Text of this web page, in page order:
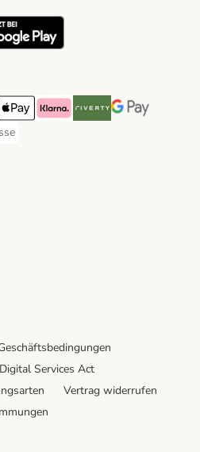
Method
Method
Pay Payment Method
Klarna Payment Method
Riverty Payment Method
Google Pay
Method
Payment Method
Digital Services Act
Vertrag widerrufen